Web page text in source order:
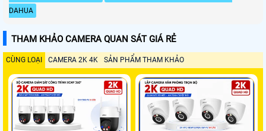
DAHUA
THAM KHẢO CAMERA QUAN SÁT GIÁ RẺ
CÙNG LOẠI CAMERA 2K 4K SẢN PHẨM THAM KHẢO